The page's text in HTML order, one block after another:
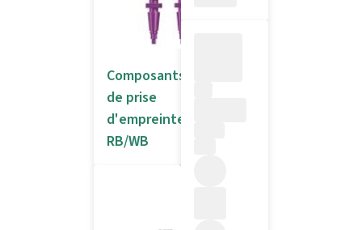
Composants
de prise
d'empreinte
RB/WB